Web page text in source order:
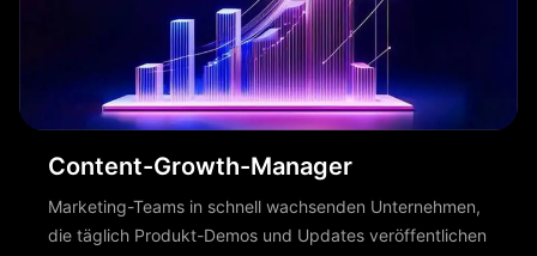
Content-Growth-Manager
Marketing-Teams in schnell wachsenden Unternehmen,
die täglich Produkt-Demos und Updates veröffentlichen